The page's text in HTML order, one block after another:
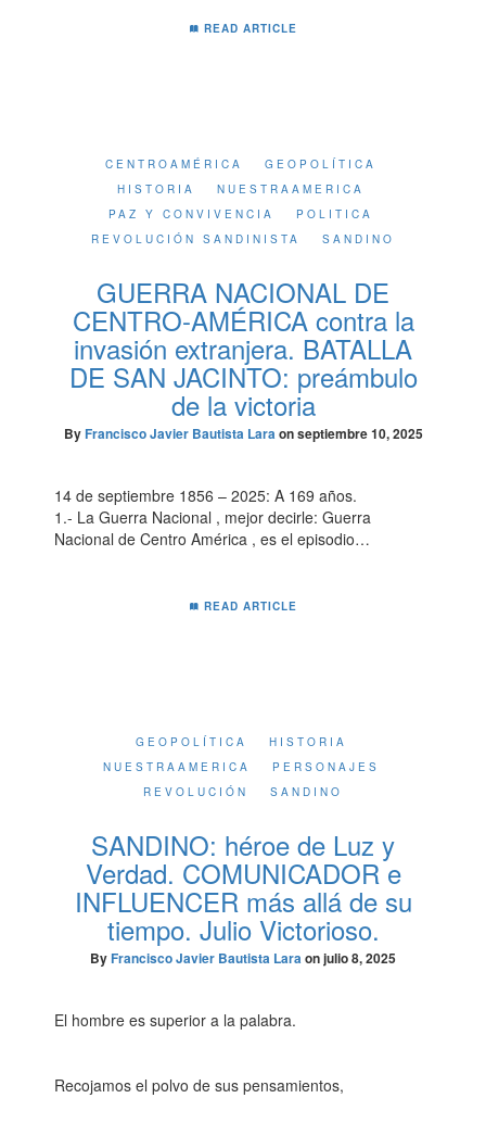
READ ARTICLE
CENTROAMÉRICA
GEOPOLÍTICA
HISTORIA
NUESTRAAMERICA
PAZ Y CONVIVENCIA
POLITICA
REVOLUCIÓN SANDINISTA
SANDINO
GUERRA NACIONAL DE
CENTRO-AMÉRICA contra la
invasión extranjera. BATALLA
DE SAN JACINTO: preámbulo
de la victoria
ByFrancisco Javier Bautista Laraonseptiembre 10, 2025
14 de septiembre 1856 – 2025: A 169 años.
1.- La Guerra Nacional , mejor decirle: Guerra
Nacional de Centro América , es el episodio…
READ ARTICLE
GEOPOLÍTICA
HISTORIA
NUESTRAAMERICA
PERSONAJES
REVOLUCIÓN
SANDINO
SANDINO: héroe de Luz y
Verdad. COMUNICADOR e
INFLUENCER más allá de su
tiempo. Julio Victorioso.
ByFrancisco Javier Bautista Laraonjulio 8, 2025
El hombre es superior a la palabra.
Recojamos el polvo de sus pensamientos,